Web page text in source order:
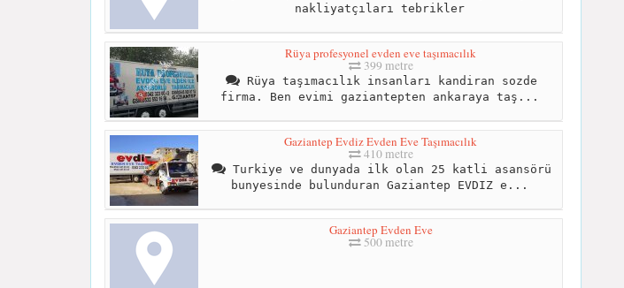
nakliyatçıları tebrikler
Rüya profesyonel evden eve taşımacılık
399 metre
Rüya taşımacılık insanları kandiran sozde
firma. Ben evimi gaziantepten ankaraya taş...
Gaziantep Evdiz Evden Eve Taşımacılık
410 metre
Turkiye ve dunyada ilk olan 25 katli asansörü
bunyesinde bulunduran Gaziantep EVDIZ e...
Gaziantep Evden Eve
500 metre